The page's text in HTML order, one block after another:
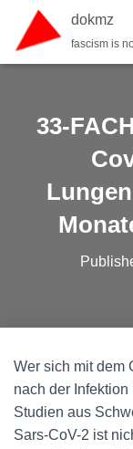
dokmz
fascism is
33-
Wer sich mit dem
nach der
Studien aus
Sars-CoV-2 ist